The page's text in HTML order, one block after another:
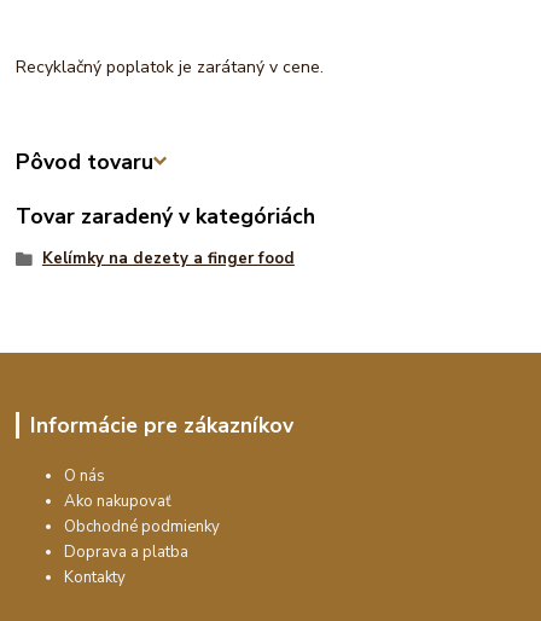
Recyklačný poplatok je zarátaný v cene.
Pôvod tovaru
Tovar zaradený v kategóriách
Kelímky na dezety a finger food
Informácie pre zákazníkov
O nás
Ako nakupovať
Obchodné podmienky
Doprava a platba
Kontakty